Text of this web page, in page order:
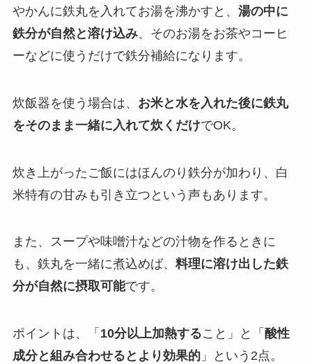
やかんに鉄丸を入れてお湯を沸かすと、 湯の中に
鉄分が自然と溶け込み、そのお湯をお茶やコーヒ
ーなどに使うだけで鉄分補給になります。
炊飯器を使う場合は、 お米と水を入れた後に鉄丸
をそのまま一緒に入れて炊くだけでOK。
炊き上がったご飯にはほんのり鉄分が加わり、白
米特有の甘みも引き立つという声もあります。
また、スープや味噌汁などの汁物を作るときに
も、鉄丸を一緒に煮込めば、 料理に溶け出した鉄
分が自然に摂取可能です。
ポイントは、「 10分以上加熱すること」と「 酸性
成分と組み合わせるとより効果的」という2点。